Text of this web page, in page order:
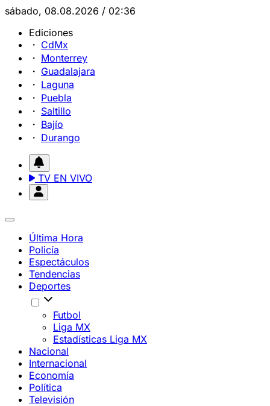
sábado, 08.08.2026 / 02:36
Ediciones
CdMx
Monterrey
Guadalajara
Laguna
Puebla
Saltillo
Bajío
Durango
TV EN VIVO
Última Hora
Policía
Espectáculos
Tendencias
Deportes
Futbol
Liga MX
Estadísticas Liga MX
Nacional
Internacional
Economía
Política
Televisión